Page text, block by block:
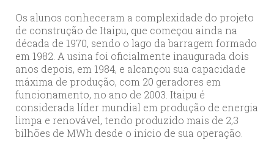
Os alunos conheceram a complexidade do projeto
de construção de Itaipu, que começou ainda na
década de 1970, sendo o lago da barragem formado
em 1982. A usina foi oficialmente inaugurada dois
anos depois, em 1984, e alcançou sua capacidade
máxima de produção, com 20 geradores em
funcionamento, no ano de 2003. Itaipu é
considerada líder mundial em produção de energia
limpa e renovável, tendo produzido mais de 2,3
bilhões de MWh desde o início de sua operação.